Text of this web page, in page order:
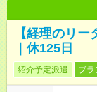
【経理のリ
｜休125日
紹介予定派遣 ブラ